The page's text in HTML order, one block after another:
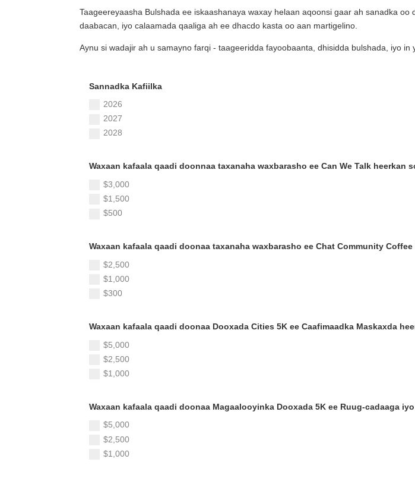
Taageereyaasha Bulshada ee iskaashanaya waxay helaan aqoonsi gaar ah sanadka
daabacan, iyo calaamada qaaliga ah ee dhacdo kasta oo aan martigelino.
Aynu si wadajir ah u samayno farqi - taageeridda fayoobaanta, dhisidda bulshada, iyo
Sannadka Kafiilka
2026
2027
2028
Waxaan kafaala qaadi doonnaa taxanaha waxbarasho ee Can We Talk heerkan
$3,000
$1,500
$500
Waxaan kafaala qaadi doonaa taxanaha waxbarasho ee Chat Community
$2,500
$1,000
$300
Waxaan kafaala qaadi doonaa Dooxada Cities 5K ee Caafimaadka Maskaxda
$5,000
$2,500
$1,000
Waxaan kafaala qaadi doonaa Magaalooyinka Dooxada 5K ee Ruug-cadaaga
$5,000
$2,500
$1,000